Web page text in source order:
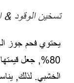
تسخين الوقود &
يحتوي فحم جوز
الخشبي. لذلك,